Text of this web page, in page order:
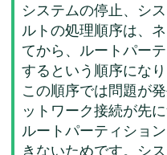
システムの停止、シ
ルトの処理順序は、
てから、ルートパー
するという順序にな
この順序では問題が
ットワーク接続が先
ルートパーティショ
きないためです。シ